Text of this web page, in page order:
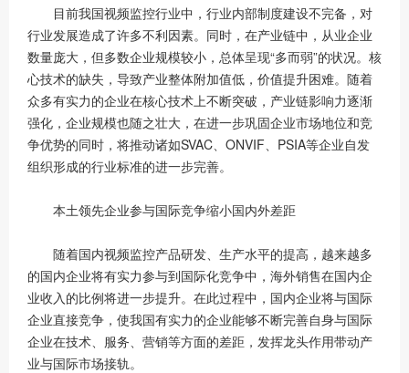
目前我国视频监控行业中，行业内部制度建设不完备，对
行业发展造成了许多不利因素。同时，在产业链中，从业企业
数量庞大，但多数企业规模较小，总体呈现“多而弱”的状况。核
心技术的缺失，导致产业整体附加值低，价值提升困难。随着
众多有实力的企业在核心技术上不断突破，产业链影响力逐渐
强化，企业规模也随之壮大，在进一步巩固企业市场地位和竞
争优势的同时，将推动诸如SVAC、ONVIF、PSIA等企业自发
组织形成的行业标准的进一步完善。
本土领先企业参与国际竞争缩小国内外差距
随着国内视频监控产品研发、生产水平的提高，越来越多
的国内企业将有实力参与到国际化竞争中，海外销售在国内企
业收入的比例将进一步提升。在此过程中，国内企业将与国际
企业直接竞争，使我国有实力的企业能够不断完善自身与国际
企业在技术、服务、营销等方面的差距，发挥龙头作用带动产
业与国际市场接轨。